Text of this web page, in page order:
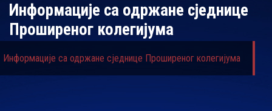
Информације са одржане сједнице
Проширеног колегијума
Информације са одржане сједнице Проширеног колегијума